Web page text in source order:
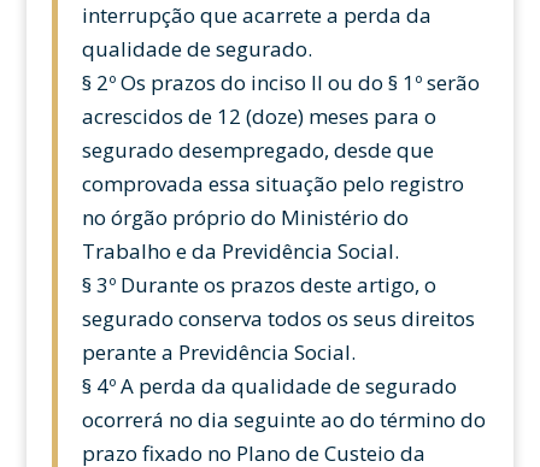
interrupção que acarrete a perda da
qualidade de segurado.
§ 2º Os prazos do inciso II ou do § 1º serão
acrescidos de 12 (doze) meses para o
segurado desempregado, desde que
comprovada essa situação pelo registro
no órgão próprio do Ministério do
Trabalho e da Previdência Social.
§ 3º Durante os prazos deste artigo, o
segurado conserva todos os seus direitos
perante a Previdência Social.
§ 4º A perda da qualidade de segurado
ocorrerá no dia seguinte ao do término do
prazo fixado no Plano de Custeio da